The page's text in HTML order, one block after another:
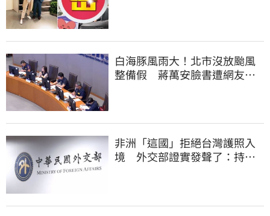
白海豚風雨大！北市沒放颱風
整備假 蔣萬安臉書遭網友灌
非洲「這國」拒絕台灣護照入
境 外交部證實發聲了：持續